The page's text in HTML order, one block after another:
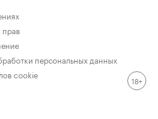
персональных данных
cookie
18+